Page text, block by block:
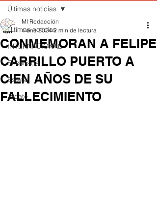
Últimas noticias
INTERNACIONAL
Ensenada
Estatal
Tecate
Últimas noticias
CONMEMORAN A FELIPE
CARRILLO PUERTO A
CIEN AÑOS DE SU
FALLECIMIENTO
MI Redacción
4 ene 2024 2 min de lectura